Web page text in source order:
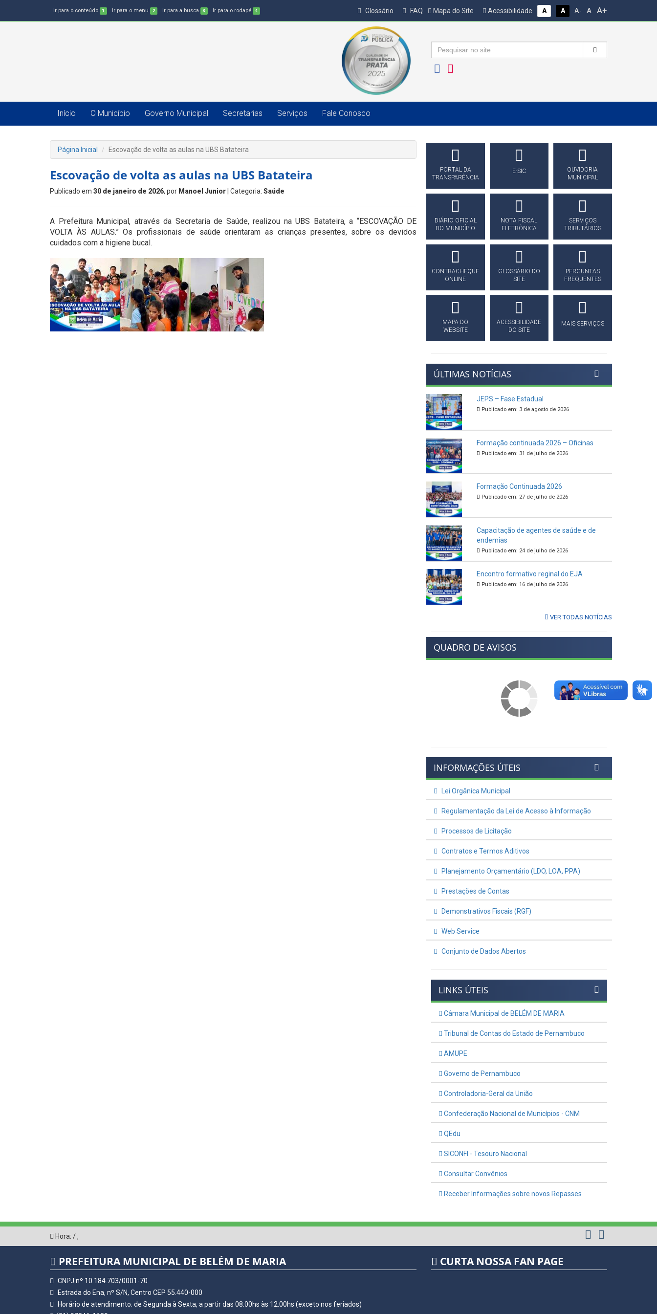
Ir para o conteúdo 1 Ir para o menu 2 Ir para a busca 3 Ir para o rodapé 4 Glossário FAQ Mapa do Site Acessibilidade A A A- A A+
Início O Município Governo Municipal Secretarias Serviços Fale Conosco
Página Inicial Escovação de volta as aulas na UBS Batateira
Escovação de volta as aulas na UBS Batateira
Publicado em 30 de janeiro de 2026, por Manoel Junior | Categoria: Saúde
A Prefeitura Municipal, através da Secretaria de Saúde, realizou na UBS Batateira, a “ESCOVAÇÃO DE
VOLTA ÀS AULAS.” Os profissionais de saúde orientaram as crianças presentes, sobre os devidos
cuidados com a higiene bucal.
PORTAL DA
TRANSPARÊNCIA
E-SIC
OUVIDORIA
MUNICIPAL
DIÁRIO OFICIAL
DO MUNICÍPIO
NOTA FISCAL
ELETRÔNICA
SERVIÇOS
TRIBUTÁRIOS
CONTRACHEQUE
ONLINE
GLOSSÁRIO DO
SITE
PERGUNTAS
FREQUENTES
MAPA DO
WEBSITE
ACESSIBILIDADE
DO SITE
MAIS SERVIÇOS
ÚLTIMAS NOTÍCIAS
JEPS – Fase Estadual
Publicado em: 3 de agosto de 2026
Formação continuada 2026 – Oficinas
Publicado em: 31 de julho de 2026
Formação Continuada 2026
Publicado em: 27 de julho de 2026
Capacitação de agentes de saúde e de
endemias
Publicado em: 24 de julho de 2026
Encontro formativo reginal do EJA
Publicado em: 16 de julho de 2026
VER TODAS NOTÍCIAS
QUADRO DE AVISOS
INFORMAÇÕES ÚTEIS
Lei Orgânica Municipal
Regulamentação da Lei de Acesso à Informação
Processos de Licitação
Contratos e Termos Aditivos
Planejamento Orçamentário (LDO, LOA, PPA)
Prestações de Contas
Demonstrativos Fiscais (RGF)
Web Service
Conjunto de Dados Abertos
LINKS ÚTEIS
Câmara Municipal de BELÉM DE MARIA
Tribunal de Contas do Estado de Pernambuco
AMUPE
Governo de Pernambuco
Controladoria-Geral da União
Confederação Nacional de Municípios - CNM
QEdu
SICONFI - Tesouro Nacional
Consultar Convênios
Receber Informações sobre novos Repasses
Hora: /,
PREFEITURA MUNICIPAL DE BELÉM DE MARIA
CNPJ nº 10.184.703/0001-70
Estrada do Ena, nº S/N, Centro CEP 55.440-000
Horário de atendimento: de Segunda à Sexta, a partir das 08:00hs às 12:00hs (exceto nos feriados)
CURTA NOSSA FAN PAGE